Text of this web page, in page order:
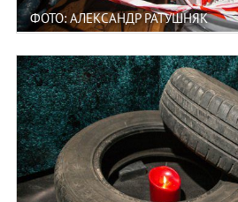
ФОТО: АЛЕКСАНДР РАТУШНЯК